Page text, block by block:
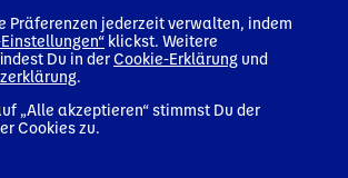
Präferenzen jederzeit verwalten, indem
klickst. Weitere
Du in derCookie-Erklärung und
.
„Alle akzeptieren“ stimmst Du der
Cookies zu.